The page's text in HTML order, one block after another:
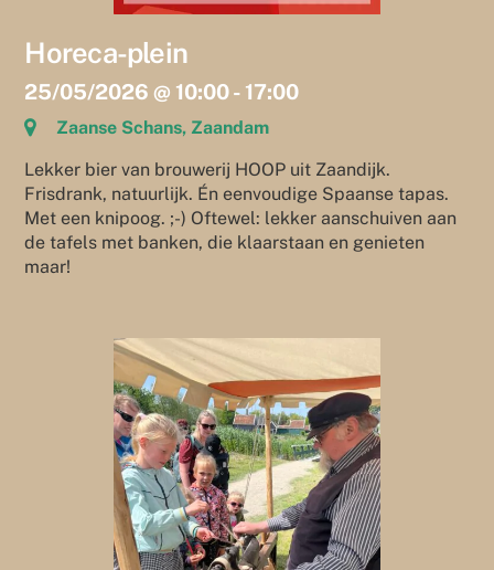
Horeca-plein
25/05/2026 @ 10:00- 17:00
Zaanse Schans, Zaandam
Lekker bier van brouwerij HOOP uit Zaandijk.
Frisdrank, natuurlijk. Én eenvoudige Spaanse tapas.
Met een knipoog. ;-) Oftewel: lekker aanschuiven aan
de tafels met banken, die klaarstaan en genieten
maar!